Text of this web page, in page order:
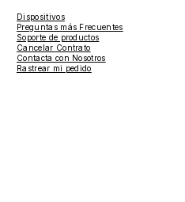
Dispositivos
Preguntas más Frecuentes
Soporte de productos
Cancelar Contrato
Contacta con Nosotros
Rastrear mi pedido